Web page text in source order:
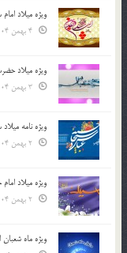
ویژه میلاد
ویژه میلاد
ویژه نامه
ویژه میلاد
ویژه ماه شعبان